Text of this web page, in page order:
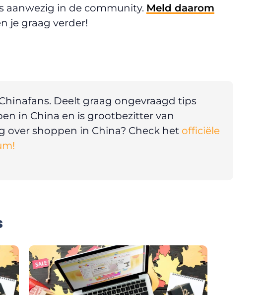
aanwezig in de community. Meld daarom
je graag verder!
Deelt graag ongevraagd tips
in China en is grootbezitter van
over shoppen in China? Check het officiële